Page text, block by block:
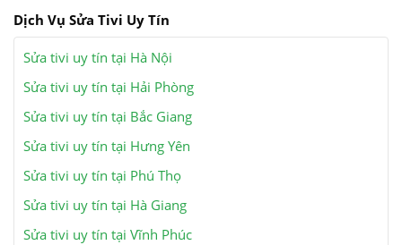
Dịch Vụ Sửa Tivi Uy Tín
Sửa tivi uy tín tại Hà Nội
Sửa tivi uy tín tại Hải Phòng
Sửa tivi uy tín tại Bắc Giang
Sửa tivi uy tín tại Hưng Yên
Sửa tivi uy tín tại Phú Thọ
Sửa tivi uy tín tại Hà Giang
Sửa tivi uy tín tại Vĩnh Phúc